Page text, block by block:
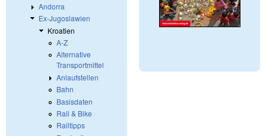
Andorra
Ex-Jugoslawien
Kroatien
A-Z
Alternative
Transportmittel
Anlaufstellen
Bahn
Basisdaten
Rail & Bike
Railtipps